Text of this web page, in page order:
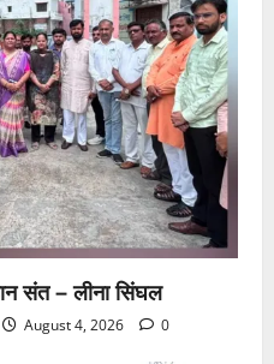
संत – लीना सिंघल
August 4, 2026 0